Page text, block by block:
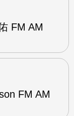
FM AM
FM AM